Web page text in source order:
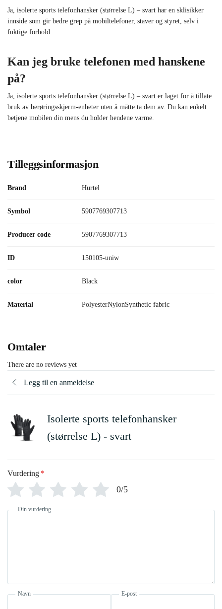
Ja, isolerte sports telefonhansker (størrelse L) – svart har en sklisikker
innside som gir bedre grep på mobiltelefoner, staver og styret, selv i
fuktige forhold.
Kan jeg bruke telefonen med hanskene
på?
Ja, isolerte sports telefonhansker (størrelse L) – svart er laget for å tillate
bruk av berøringsskjerm-enheter uten å måtte ta dem av. Du kan enkelt
betjene mobilen din mens du holder hendene varme.
Tilleggsinformasjon
Brand Hurtel
Symbol 5907769307713
Producer code 5907769307713
ID 150105-uniw
color Black
Material PolyesterNylonSynthetic fabric
Omtaler
There are no reviews yet
Legg til en anmeldelse
Isolerte sports telefonhansker
(størrelse L) - svart
Vurdering *
0/5
Din vurdering
Navn E-post